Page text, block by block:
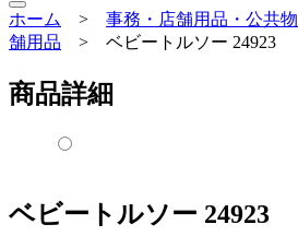
ホーム > 事務・店舗用品・公共物
舗用品
> ベビートルソー 24923
商品詳細
ベビートルソー 24923